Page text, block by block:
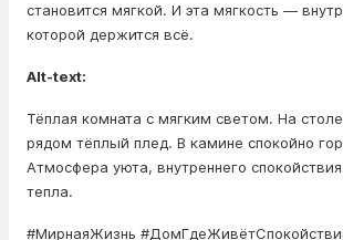
становится мягкой. И эта мягкость —
которой держится всё.
Alt-text:
Тёплая комната с мягким светом. На
рядом тёплый плед. В камине спокойно
Атмосфера уюта, внутреннего
тепла.
#МирнаяЖизнь